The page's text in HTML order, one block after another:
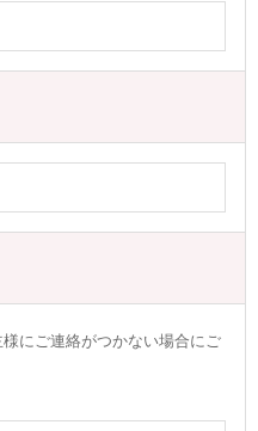
にご連絡がつかない場合にご